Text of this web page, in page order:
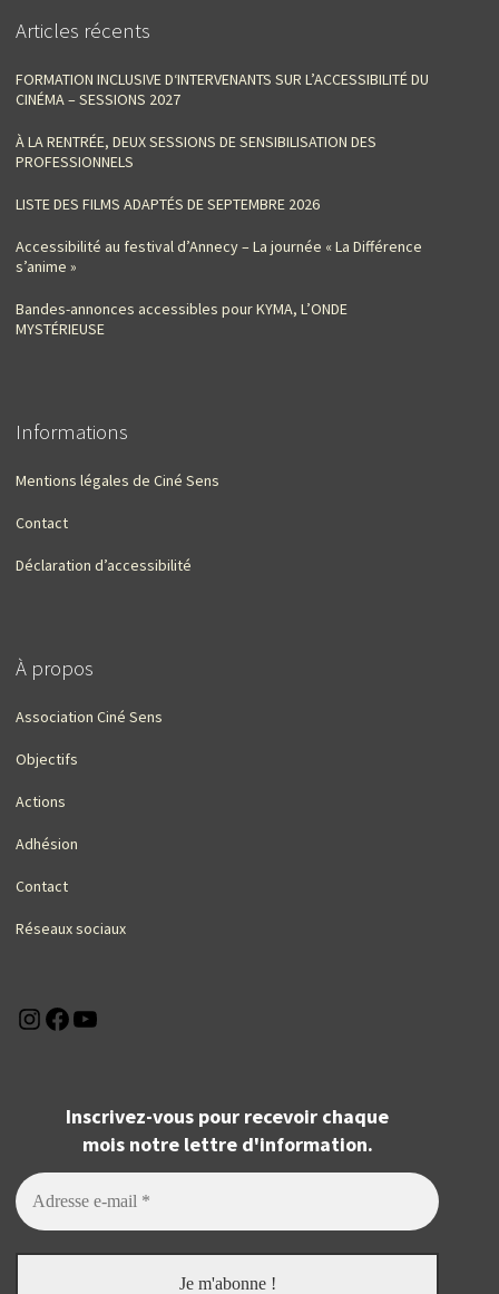
Articles récents
FORMATION INCLUSIVE D‘INTERVENANTS SUR L’ACCESSIBILITÉ DU
CINÉMA – SESSIONS 2027
À LA RENTRÉE, DEUX SESSIONS DE SENSIBILISATION DES
PROFESSIONNELS
LISTE DES FILMS ADAPTÉS DE SEPTEMBRE 2026
Accessibilité au festival d’Annecy – La journée « La Différence
s’anime »
Bandes-annonces accessibles pour KYMA, L’ONDE
MYSTÉRIEUSE
Informations
Mentions légales de Ciné Sens
Contact
Déclaration d’accessibilité
À propos
Association Ciné Sens
Objectifs
Actions
Adhésion
Contact
Réseaux sociaux
Instagram
Facebook
Inscrivez-vous pour recevoir chaque
mois notre lettre d'information.